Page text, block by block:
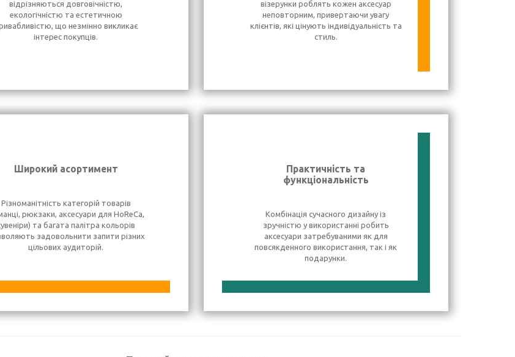
відрізняються довговічністю,
екологічністю та естетичною
що незмінно викликає
інтерес покупців.
візерунки роблять кожен аксесуар
неповторним, привертаючи увагу
клієнтів, які цінують індивідуальність та
стиль.
Широкий асортимент
Різноманітність категорій товарів
рюкзаки, аксесуари для HoReCa,
та багата палітра кольорів
задовольнити запити різних
цільових аудиторій.
Практичність та
функціональність
Комбінація сучасного дизайну із
зручністю у використанні робить
аксесуари затребуваними як для
повсякденного використання, так і як
подарунки.